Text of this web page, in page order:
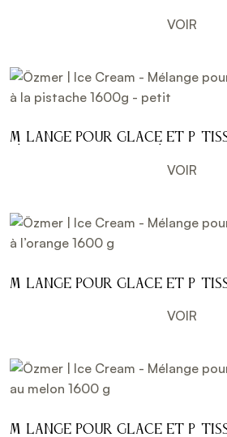
VOIR
Mélange pour glace et
VOIR
Mélange pour glace et
VOIR
Mélange pour glace et